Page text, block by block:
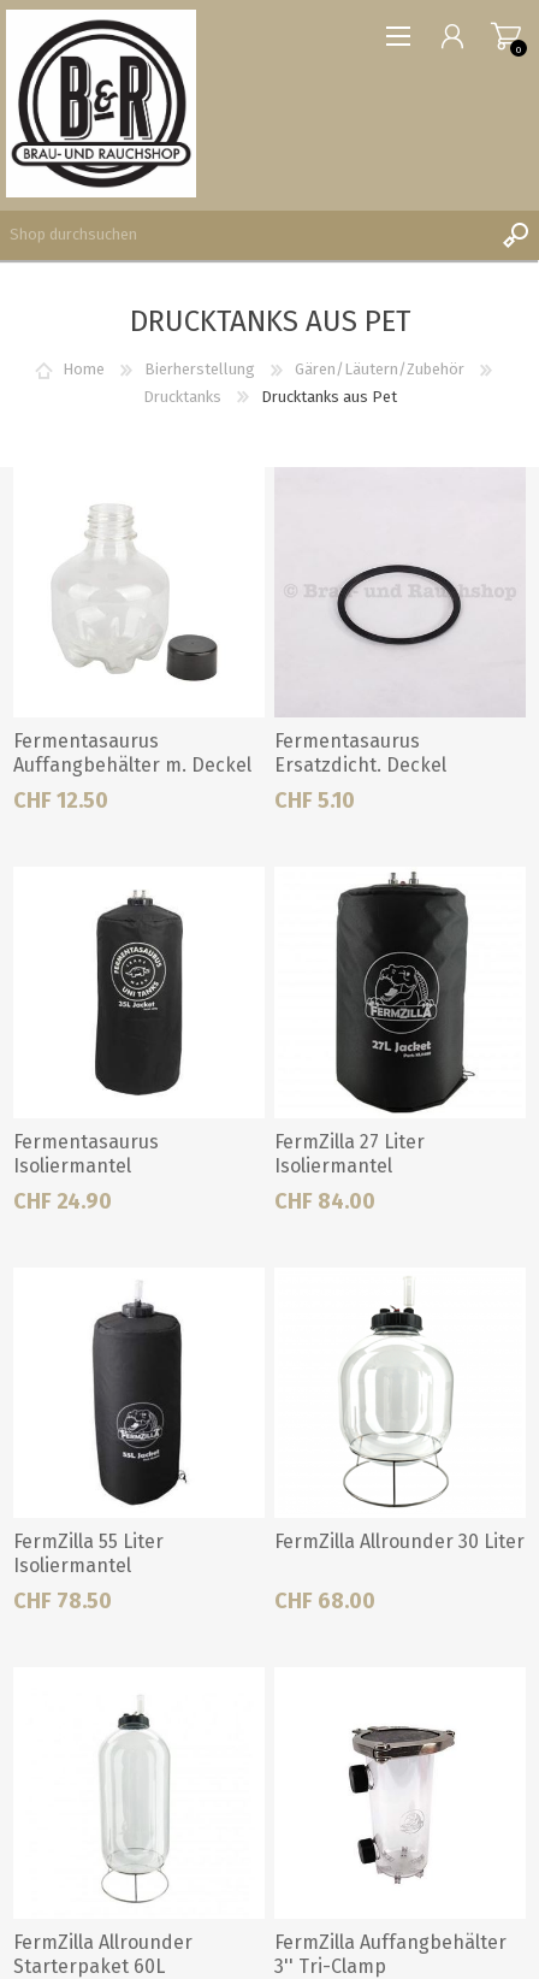
REGISTRIERUNG
ANMELDEN
WUNSCHLISTE
0
0
DRUCKTANKS AUS PET
Home Bierherstellung
Gären/Läutern/Zubehör
Drucktanks
Drucktanks aus Pet
Fermentasaurus
Auffangbehälter m. Deckel
CHF 12.50
Fermentasaurus
Ersatzdicht. Deckel
CHF 5.10
Fermentasaurus
Isoliermantel
CHF 24.90
FermZilla 27 Liter
Isoliermantel
CHF 84.00
FermZilla 55 Liter
Isoliermantel
CHF 78.50
FermZilla Allrounder 30 Liter
CHF 68.00
FermZilla Allrounder
Starterpaket 60L
FermZilla Auffangbehälter
3'' Tri-Clamp